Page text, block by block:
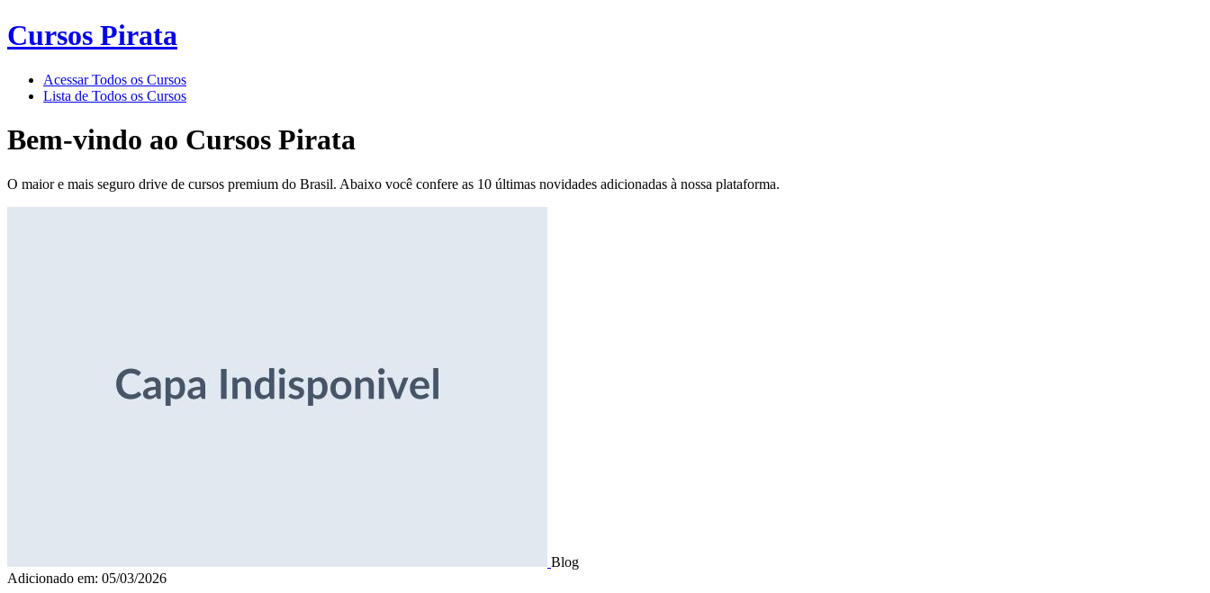
Cursos Pirata
Acessar Todos os Cursos
Lista de Todos os Cursos
Bem-vindo ao Cursos Pirata
O maior e mais seguro drive de cursos premium do Brasil. Abaixo você confere as 10 últimas novidades adicionadas à nossa plataforma.
Blog
Adicionado em: 05/03/2026